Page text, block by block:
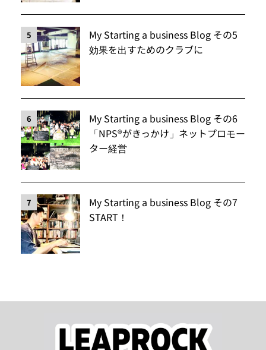
5
My Starting a business Blog その5
効果を出すためのクラブに
6
My Starting a business Blog その6
「NPS®️がきっかけ」ネットプロモー
ター経営
7
My Starting a business Blog その7
START！